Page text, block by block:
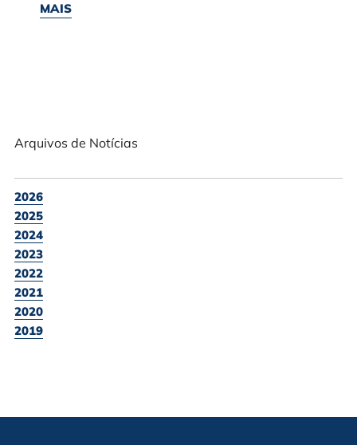
MAIS
Arquivos de Notícias
2026
2025
2024
2023
2022
2021
2020
2019